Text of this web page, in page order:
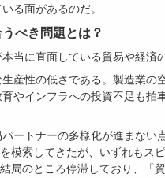
る面があるのだ。
べき問題とは？
当に直面している貿易や経済
産性の低さである。製造業の
やインフラへの投資不足も拍
ートナーの多様化が進まない
模索してきたが、いずれもス
局のところ停滞しており、「